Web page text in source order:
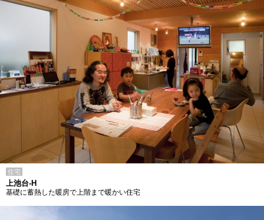
住宅
上池台-H
基礎に蓄熱した暖房で上階まで暖かい住宅